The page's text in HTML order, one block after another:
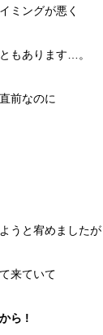
ミングが悪く
もあります…。
前なのに
うと宥めましたが
来ていて
ら !